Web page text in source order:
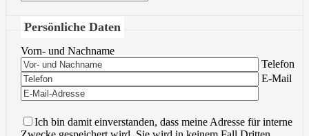
Persönliche Daten
Vorn- und Nachname
Bitte lasse
Telefon
Bitte lasse
E-Mail
Ich bin damit einverstanden, dass meine Adresse für interne